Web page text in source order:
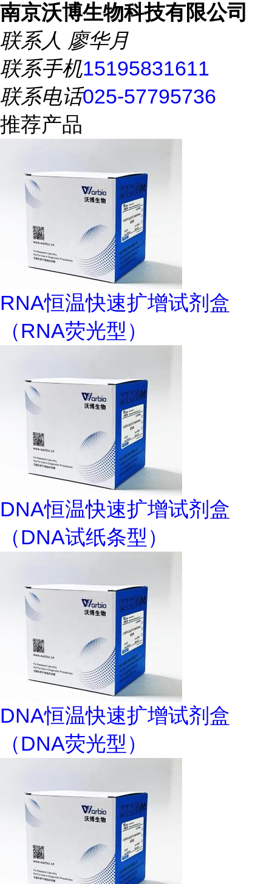
南京沃博生物科技有限公司
联系人 廖华月
联系手机15195831611
联系电话025-57795736
推荐产品
RNA恒温快速扩增试剂盒
（RNA荧光型）
DNA恒温快速扩增试剂盒
（DNA试纸条型）
DNA恒温快速扩增试剂盒
（DNA荧光型）